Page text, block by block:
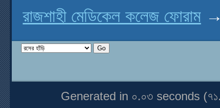
রাজশাহী মেডিকেল কলেজ ফোরাম
Generated in ০.০৩ seconds